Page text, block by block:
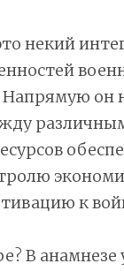
некий
он
к
В анамнезе